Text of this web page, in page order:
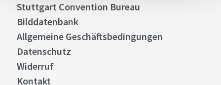
Stuttgart Convention Bureau
Bilddatenbank
Allgemeine Geschäftsbedingungen
Datenschutz
Widerruf
Kontakt